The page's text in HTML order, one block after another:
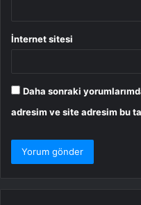
İnternet sitesi
Daha sonraki
adresim ve site adresim bu